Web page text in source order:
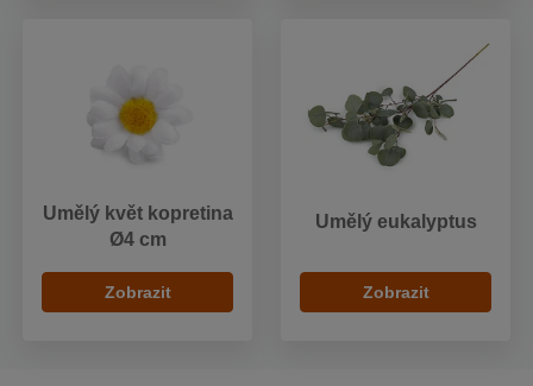
Umělý květ kopretina
Ø4 cm
Zobrazit
Umělý eukalyptus
Zobrazit